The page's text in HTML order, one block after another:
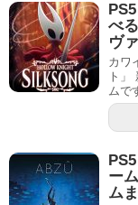
べ
ヴ
カワ
ト
ムで
ー
ム